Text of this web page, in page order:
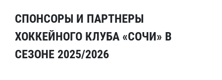
СПОНСОРЫ И ПАРТНЕРЫ
ХОККЕЙНОГО КЛУБА «СОЧИ» В
СЕЗОНЕ 2025/2026